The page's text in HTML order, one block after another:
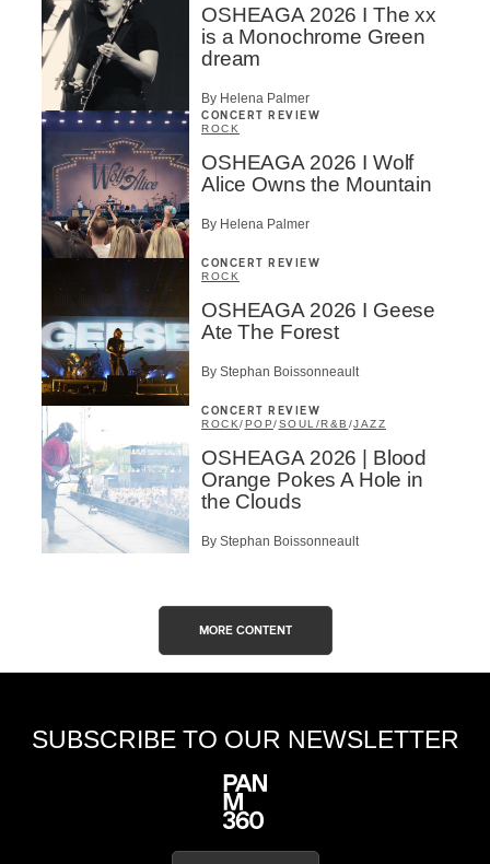
OSHEAGA 2026 I The xx
is a Monochrome Green
dream
By Helena Palmer
CONCERT REVIEW
ROCK
OSHEAGA 2026 I Wolf
Alice Owns the Mountain
By Helena Palmer
CONCERT REVIEW
ROCK
OSHEAGA 2026 I Geese
Ate The Forest
By Stephan Boissonneault
CONCERT REVIEW
ROCK/POP/SOUL/R&B /JAZZ
OSHEAGA 2026 | Blood
Orange Pokes A Hole in
the Clouds
By Stephan Boissonneault
MORE CONTENT
SUBSCRIBE TO OUR NEWSLETTER